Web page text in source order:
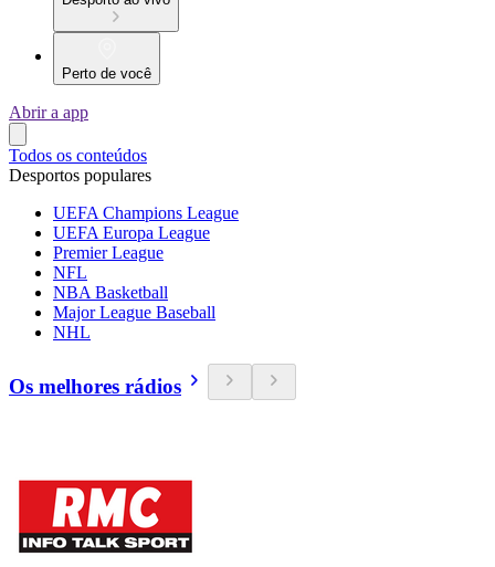
Perto de você
Abrir a app
Todos os conteúdos
Desportos populares
UEFA Champions League
UEFA Europa League
Premier League
NFL
NBA Basketball
Major League Baseball
NHL
Os melhores rádios